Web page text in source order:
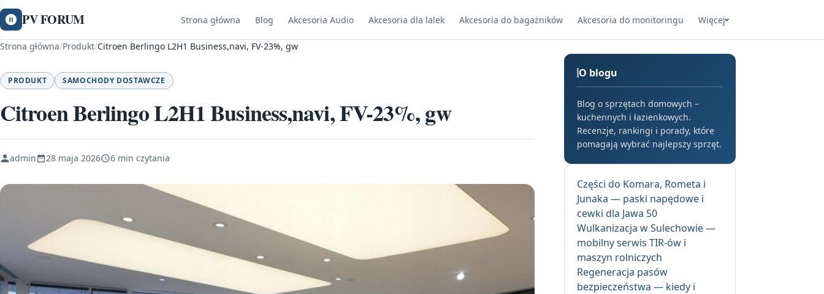
PV FORUM Strona główna Blog Akcesoria Audio Akcesoria dla lalek Akcesoria do bagażników Akcesoria do monitoringu Więcej
Strona główna/Produkt/Citroen Berlingo L2H1 Business,navi, FV-23%, gw
PRODUKT SAMOCHODY DOSTAWCZE
Citroen Berlingo L2H1 Business,navi, FV-23%, gw
admin 28 maja 2026 6 min czytania
O blogu
Blog o sprzętach domowych –
kuchennych i łazienkowych.
Recenzje, rankingi i porady, które
pomagają wybrać najlepszy sprzęt.
Części do Komara, Rometa i
Junaka — paski napędowe i
cewki dla Jawa 50
Wulkanizacja w Sulechowie —
mobilny serwis TIR-ów i
maszyn rolniczych
Regeneracja pasów
bezpieczeństwa — kiedy i